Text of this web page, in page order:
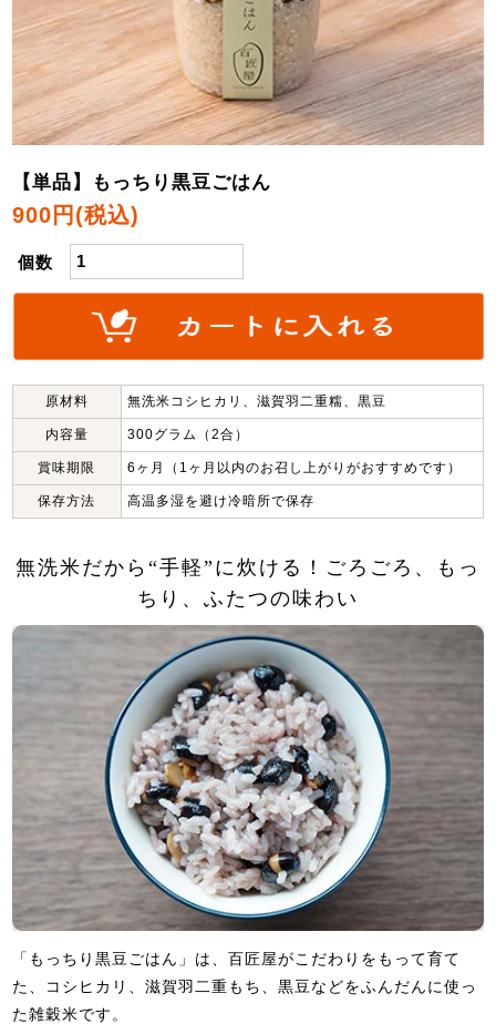
【単品】もっちり黒豆ごはん
900円(税込)
個数
原材料 無洗米コシヒカリ、滋賀羽二重糯、黒豆
内容量 300グラム（2合）
賞味期限 6ヶ月（1ヶ月以内のお召し上がりがおすすめです）
保存方法 高温多湿を避け冷暗所で保存
無洗米だから“手軽”に炊ける！ごろごろ、もっ
ちり、ふたつの味わい
「もっちり黒豆ごはん」は、百匠屋がこだわりをもって育て
た、コシヒカリ、滋賀羽二重もち、黒豆などをふんだんに使っ
た雑穀米です。